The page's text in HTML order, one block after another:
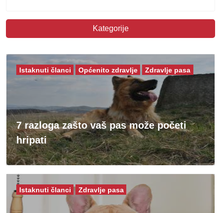
Kategorije
7 razloga zašto vaš pas može početi
hripati
Istaknuti članci Općenito zdravlje Zdravlje pasa
Istaknuti članci Zdravlje pasa